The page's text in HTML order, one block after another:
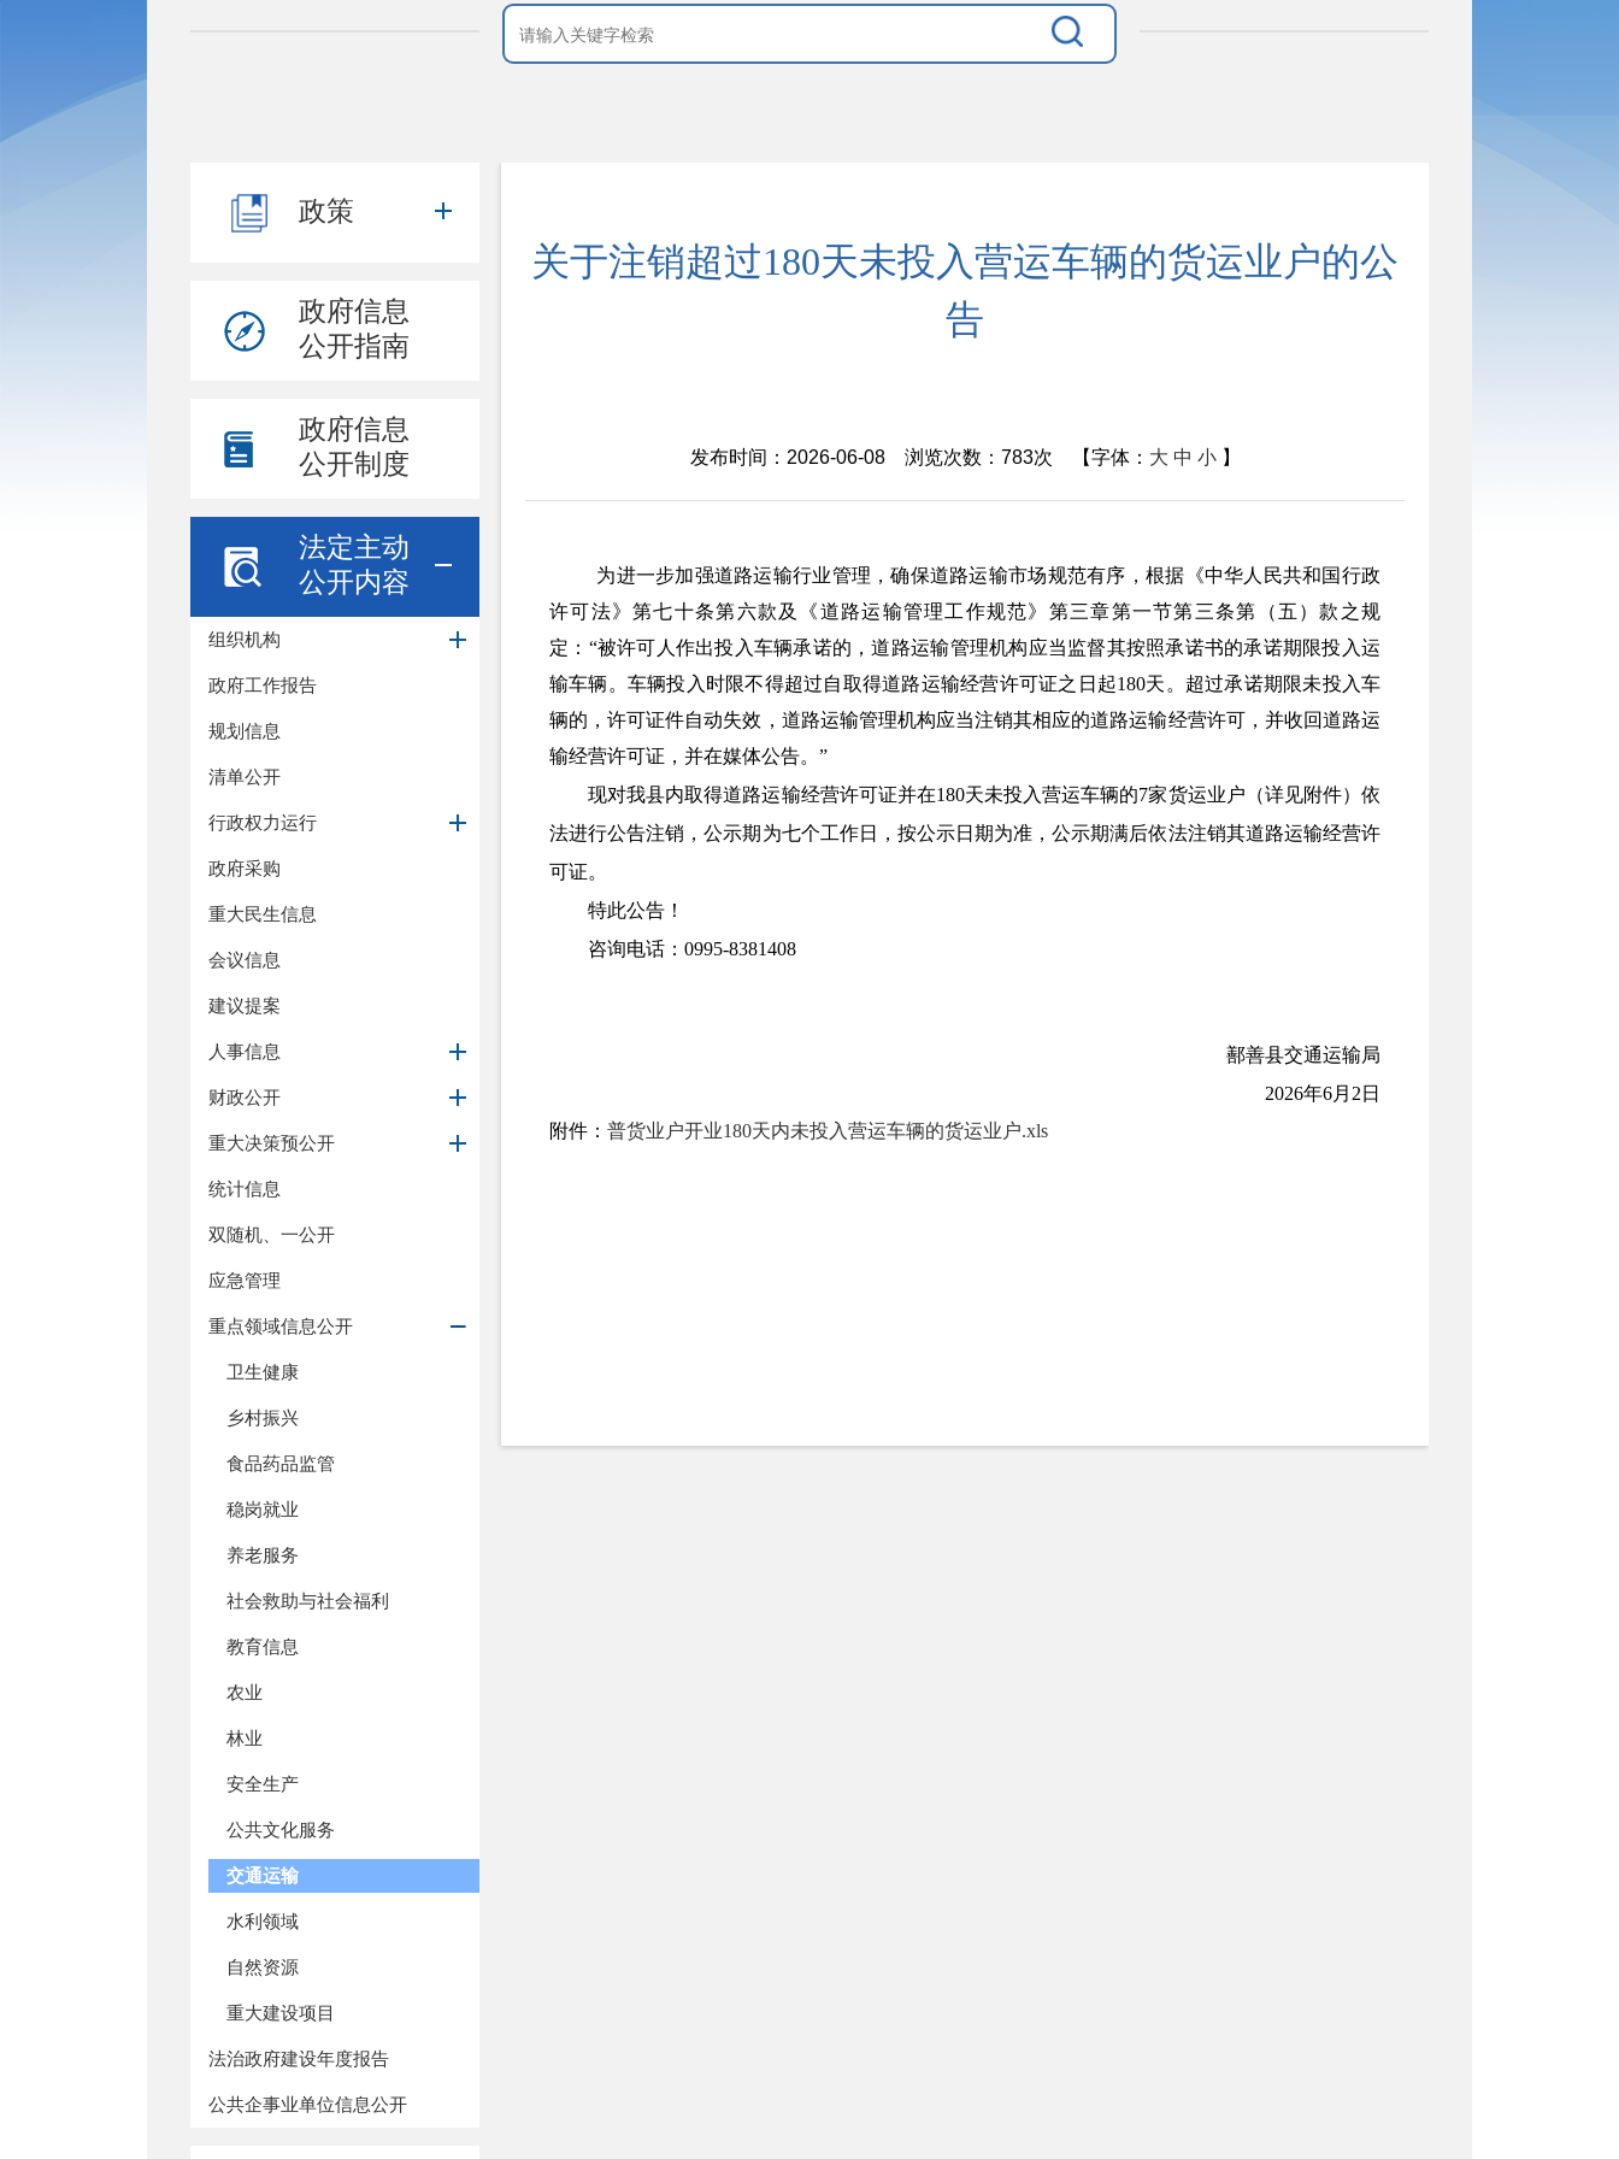
政策
政府信息
公开指南
政府信息
公开制度
法定主动
公开内容
组织机构
政府工作报告
规划信息
清单公开
行政权力运行
政府采购
重大民生信息
会议信息
建议提案
人事信息
财政公开
重大决策预公开
统计信息
双随机、一公开
应急管理
重点领域信息公开
卫生健康
乡村振兴
食品药品监管
稳岗就业
养老服务
社会救助与社会福利
教育信息
农业
林业
安全生产
公共文化服务
交通运输
水利领域
自然资源
重大建设项目
法治政府建设年度报告
公共企事业单位信息公开
关于注销超过180天未投入营运车辆的货运业户的公
告
发布时间：2026-06-08 浏览次数： 783次 【字体： 大 中 小】
为进一步加强道路运输行业管理，确保道路运输市场规范有序，根据《中华人民共和国行政
许可法》第七十条第六款及《道路运输管理工作规范》第三章第一节第三条第（五）款之规
定： “被许可人作出投入车辆承诺的，道路运输管理机构应当监督其按照承诺书的承诺期限投入运
输车辆。车辆投入时限不得超过自取得道路运输经营许可证之日起180天。超过承诺期限未投入车
辆的，许可证件自动失效，道路运输管理机构应当注销其相应的道路运输经营许可，并收回道路运
输经营许可证，并在媒体公告。”
现对我县内取得道路运输经营许可证并在180天未投入营运车辆的7家货运业户（详见附件）依
法进行公告注销，公示期为七个工作日，按公示日期为准，公示期满后依法注销其道路运输经营许
可证。
特此公告！
咨询电话： 0995-8381408
鄯善县交通运输局
2026年6月2日
附件： 普货业户开业180天内未投入营运车辆的货运业户.xls